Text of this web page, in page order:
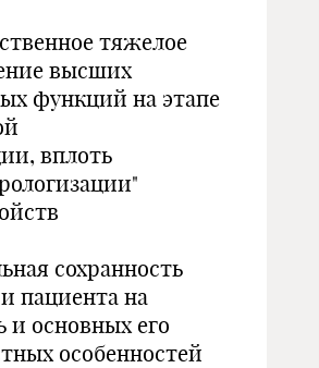
тяжелое
высших
функций на этапе
вплоть
сохранность
пациента на
и основных его
особенностей